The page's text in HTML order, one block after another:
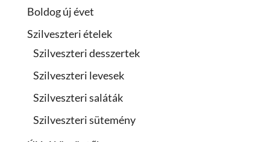
Boldog új évet
Szilveszteri ételek
Szilveszteri desszertek
Szilveszteri levesek
Szilveszteri saláták
Szilveszteri sütemény